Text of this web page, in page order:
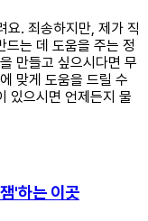
요. 죄송하지만, 제가 직
드는 데 도움을 주는 정
만들고 싶으시다면 무
맞게 도움을 드릴 수
있으시면 언제든지 물
'하는 이곳